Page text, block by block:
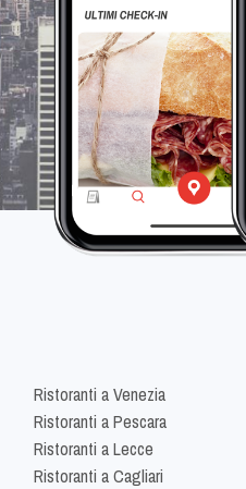
Ristoranti a Venezia
Ristoranti a Pescara
Ristoranti a Lecce
Ristoranti a Cagliari